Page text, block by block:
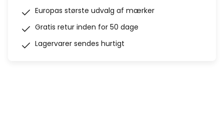
Europas største udvalg af mærker
Gratis retur inden for 50 dage
Lagervarer sendes hurtigt